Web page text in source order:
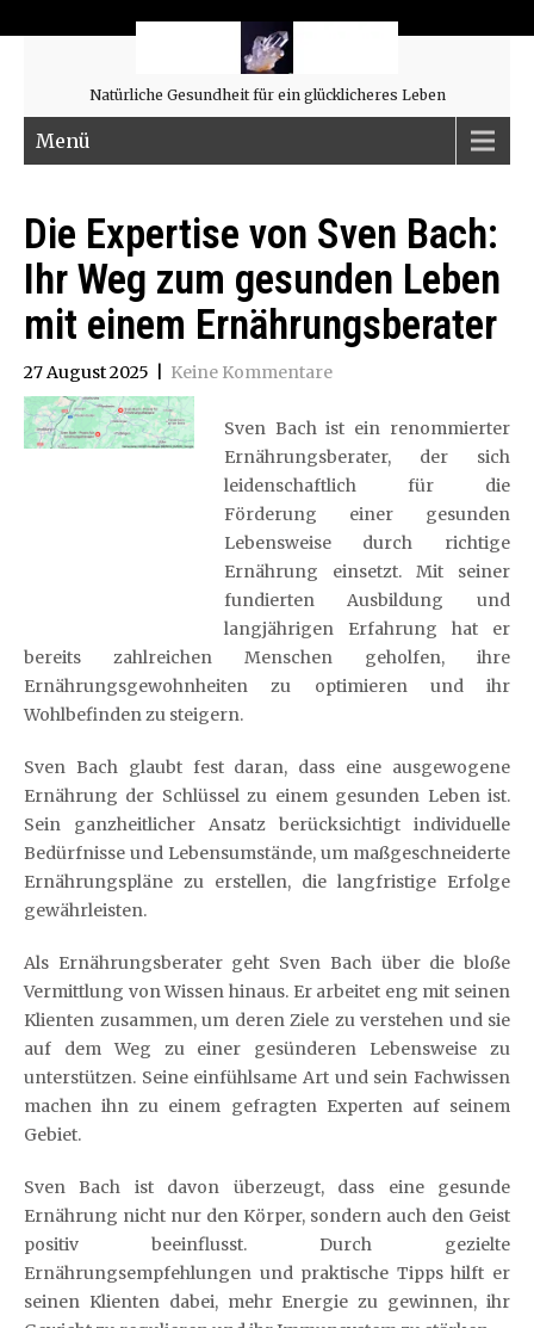
Natürliche Gesundheit für ein glücklicheres Leben
Menü
Die Expertise von Sven Bach:
Ihr Weg zum gesunden Leben
mit einem Ernährungsberater
27 August 2025 Keine Kommentare
Sven Bach ist ein renommierter
Ernährungsberater, der sich
leidenschaftlich für die
Förderung einer gesunden
Lebensweise durch richtige
Ernährung einsetzt. Mit seiner
fundierten Ausbildung und
langjährigen Erfahrung hat er
bereits zahlreichen Menschen geholfen, ihre
Ernährungsgewohnheiten zu optimieren und ihr
Wohlbefinden zu steigern.
Sven Bach glaubt fest daran, dass eine ausgewogene
Ernährung der Schlüssel zu einem gesunden Leben ist.
Sein ganzheitlicher Ansatz berücksichtigt individuelle
Bedürfnisse und Lebensumstände, um maßgeschneiderte
Ernährungspläne zu erstellen, die langfristige Erfolge
gewährleisten.
Als Ernährungsberater geht Sven Bach über die bloße
Vermittlung von Wissen hinaus. Er arbeitet eng mit seinen
Klienten zusammen, um deren Ziele zu verstehen und sie
auf dem Weg zu einer gesünderen Lebensweise zu
unterstützen. Seine einfühlsame Art und sein Fachwissen
machen ihn zu einem gefragten Experten auf seinem
Gebiet.
Sven Bach ist davon überzeugt, dass eine gesunde
Ernährung nicht nur den Körper, sondern auch den Geist
positiv beeinflusst. Durch gezielte
Ernährungsempfehlungen und praktische Tipps hilft er
seinen Klienten dabei, mehr Energie zu gewinnen, ihr